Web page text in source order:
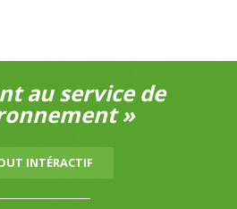
au service de
»
INTÉRACTIF